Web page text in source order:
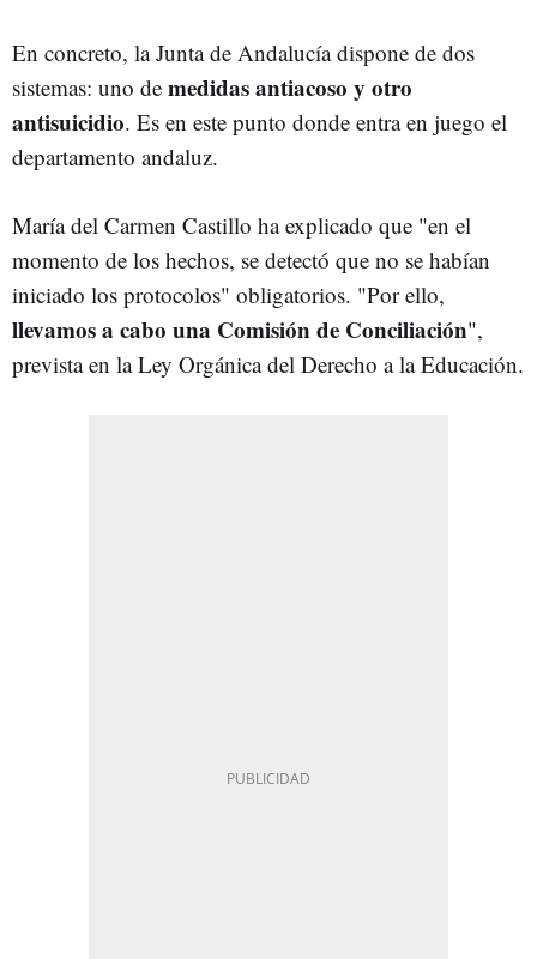
En concreto, la Junta de Andalucía dispone de dos
sistemas: uno de medidas antiacoso y otro
antisuicidio. Es en este punto donde entra en juego el
departamento andaluz.
María del Carmen Castillo ha explicado que "en el
momento de los hechos, se detectó que no se habían
iniciado los protocolos" obligatorios. "Por ello,
llevamos a cabo una Comisión de Conciliación",
prevista en la Ley Orgánica del Derecho a la Educación.